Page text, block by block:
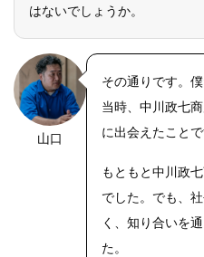
はないでしょうか。
https://riseph
山口
その通りです。
当時、中川政七
に出会えたことで
もともと中川政
でした。でも、
く、知り合いを
た。